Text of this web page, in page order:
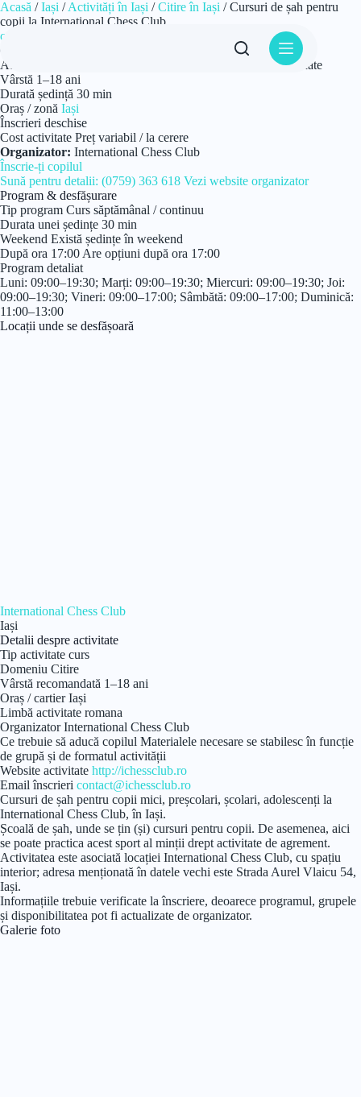
Sari
la
conținut
Acasă / Iași / Activități în Iași / Citire în Iași / Cursuri de șah pentru
copii la International Chess Club
curs
Cursuri de șah pentru copii la International Chess Club
Ateliere de știință și experimente pentru copii 1–18 ani., cu date
Vârstă 1–18 ani
Durată ședință 30 min
Oraș / zonă Iași
Înscrieri deschise
Cost activitate Preț variabil / la cerere
Organizator: International Chess Club
Înscrie-ți copilul
Sună pentru detalii: (0759) 363 618 Vezi website organizator
Program & desfășurare
Tip program Curs săptămânal / continuu
Durata unei ședințe 30 min
Weekend Există ședințe în weekend
După ora 17:00 Are opțiuni după ora 17:00
Program detaliat
Luni: 09:00–19:30; Marți: 09:00–19:30; Miercuri: 09:00–19:30; Joi:
09:00–19:30; Vineri: 09:00–17:00; Sâmbătă: 09:00–17:00; Duminică:
11:00–13:00
Locații unde se desfășoară
International Chess Club
Iași
Detalii despre activitate
Tip activitate curs
Domeniu Citire
Vârstă recomandată 1–18 ani
Oraș / cartier Iași
Limbă activitate romana
Organizator International Chess Club
Ce trebuie să aducă copilul Materialele necesare se stabilesc în funcție
de grupă și de formatul activității
Website activitate http://ichessclub.ro
Email înscrieri contact@ichessclub.ro
Cursuri de șah pentru copii mici, preșcolari, școlari, adolescenți la
International Chess Club, în Iași.
Școală de șah, unde se țin (și) cursuri pentru copii. De asemenea, aici
se poate practica acest sport al minții drept activitate de agrement.
Activitatea este asociată locației International Chess Club, cu spațiu
interior; adresa menționată în datele vechi este Strada Aurel Vlaicu 54,
Iași.
Informațiile trebuie verificate la înscriere, deoarece programul, grupele
și disponibilitatea pot fi actualizate de organizator.
Galerie foto